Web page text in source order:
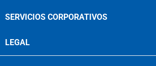
SERVICIOS CORPORATIVOS
LEGAL